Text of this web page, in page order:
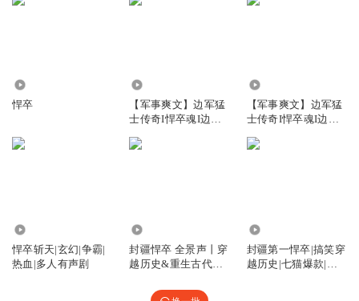
垃圾了，一开始写的挺好的！现在越来越垃圾
1
回复 2026-07-25 0
悍卒
【军事爽文】边军猛
士传奇I悍卒魂I边疆
【军事爽文】边军猛
士传奇I悍卒魂I边疆
悍卒斩天|玄幻|争霸|
热血|多人有声剧
封疆悍卒 全景声丨穿
越历史&重生古代丨
多人有声剧
封疆第一悍卒|搞笑穿
越历史|七猫爆款|重